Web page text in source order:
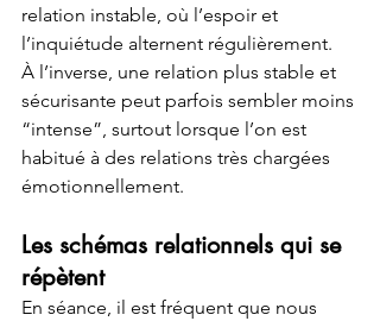
relation instable, où l’espoir et
l’inquiétude alternent régulièrement.
À l’inverse, une relation plus stable et
sécurisante peut parfois sembler moins
“intense”, surtout lorsque l’on est
habitué à des relations très chargées
émotionnellement.
Les schémas relationnels qui se
répètent
En séance, il est fréquent que nous